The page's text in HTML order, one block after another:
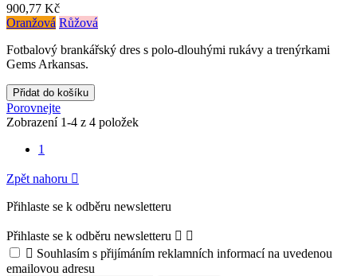
900,77 Kč
Oranžová Růžová
Fotbalový brankářský dres s polo-dlouhými rukávy a trenýrkami
Gems Arkansas.
Přidat do košíku
Porovnejte
Zobrazení 1-4 z 4 položek
1
Zpět nahoru 
Přihlaste se k odběru newsletteru
Přihlaste se k odběru newsletteru  
 Souhlasím s přijímáním reklamních informací na uvedenou
emailovou adresu